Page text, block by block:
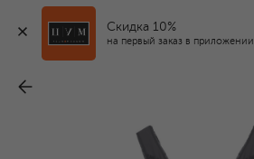
Скидка 10%
на первый заказ в приложении